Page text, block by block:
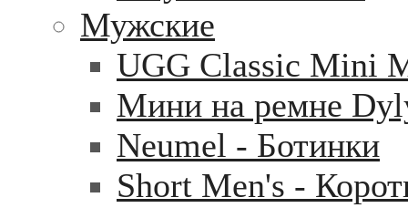
Мужские
UGG Classic Mini
Мини на ремне
Neumel - Ботинки
Short Men's -